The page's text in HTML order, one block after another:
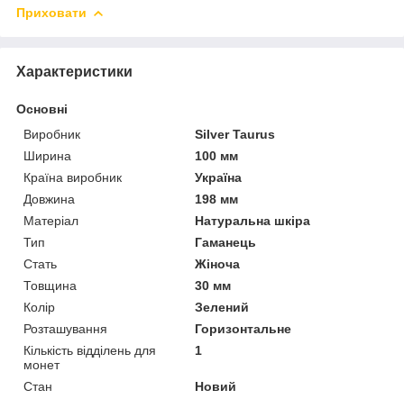
Приховати
Характеристики
Основні
Виробник
Silver Taurus
Ширина
100 мм
Країна виробник
Україна
Довжина
198 мм
Матеріал
Натуральна шкіра
Тип
Гаманець
Стать
Жіноча
Товщина
30 мм
Колір
Зелений
Розташування
Горизонтальне
Кількість відділень для
монет
1
Стан
Новий